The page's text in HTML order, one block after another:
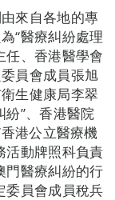
來自各地的專
“醫療糾紛處理
任、香港醫學會
員會成員張旭
生健康局李翠
紛”、香港醫院
港公立醫療機
活動牌照科負責
門醫療糾紛的行
委員會成員稅兵